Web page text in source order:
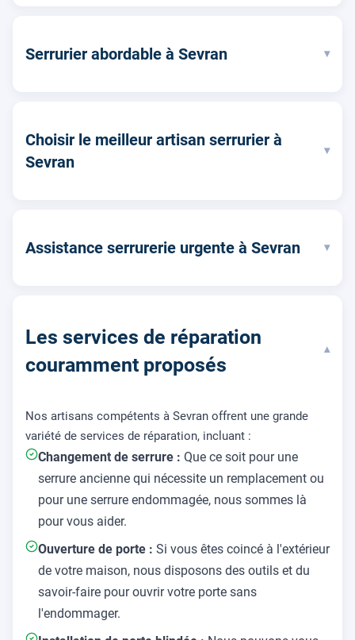
Serrurier abordable à Sevran ▾
Choisir le meilleur artisan serrurier à
Sevran
▾
Assistance serrurerie urgente à Sevran ▾
Les services de réparation
couramment proposés
▾
Nos artisans compétents à Sevran offrent une grande
variété de services de réparation, incluant :
Changement de serrure : Que ce soit pour une
serrure ancienne qui nécessite un remplacement ou
pour une serrure endommagée, nous sommes là
pour vous aider.
Ouverture de porte : Si vous êtes coincé à l'extérieur
de votre maison, nous disposons des outils et du
savoir-faire pour ouvrir votre porte sans
l'endommager.